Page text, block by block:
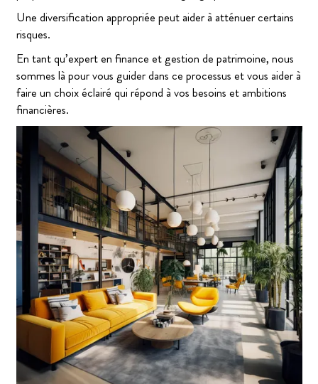
Une diversification appropriée peut aider à atténuer certains
risques.
En tant qu’expert en finance et gestion de patrimoine, nous
sommes là pour vous guider dans ce processus et vous aider à
faire un choix éclairé qui répond à vos besoins et ambitions
financières.